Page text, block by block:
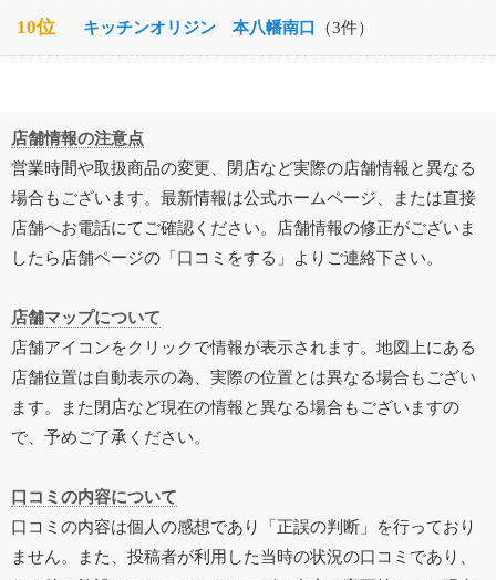
10位 キッチンオリジン 本八幡南口 （3件）
店舗情報の注意点
営業時間や取扱商品の変更、閉店など実際の店舗情報と異なる
場合もございます。最新情報は公式ホームページ、または直接
店舗へお電話にてご確認ください。店舗情報の修正がございま
したら店舗ページの「口コミをする」よりご連絡下さい。
店舗マップについて
店舗アイコンをクリックで情報が表示されます。地図上にある
店舗位置は自動表示の為、実際の位置とは異なる場合もござい
ます。また閉店など現在の情報と異なる場合もございますの
で、予めご了承ください。
口コミの内容について
口コミの内容は個人の感想であり「正誤の判断」を行っており
ません。また、投稿者が利用した当時の状況の口コミであり、